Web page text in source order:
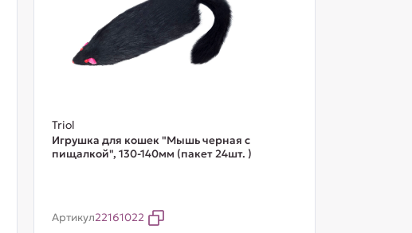
Triol
Игрушка для кошек "Мышь черная с
пищалкой", 130-140мм (пакет 24шт. )
Артикул22161022